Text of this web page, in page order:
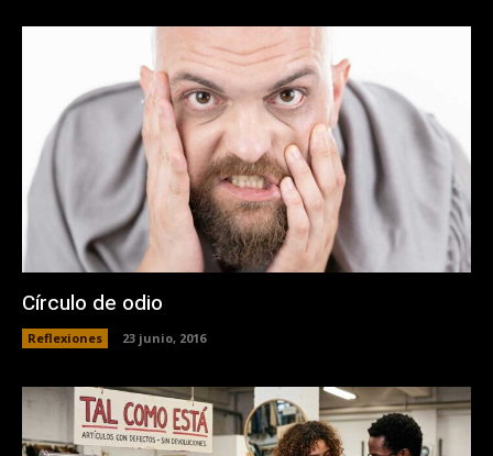
Círculo de odio
Reflexiones 23 junio, 2016